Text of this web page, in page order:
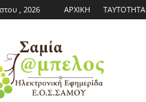
, 2026 ΑΡΧΙΚΗ ΤΑΥΤΟΤΗΤΑ
Εφημερίδα
ΕΟΣΣ
|
Σαμία